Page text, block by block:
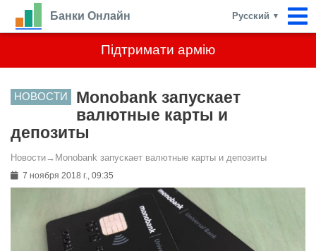
Підтримати армію
Банки Онлайн Русский ▼
НОВОСТИ
Monobank запускает
валютные карты и
депозиты
Новости→ Monobank запускает валютные карты и депозиты
7 ноября 2018 г., 09:35